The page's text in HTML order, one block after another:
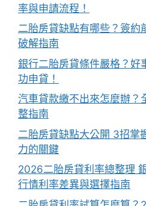
率與申請流程！
二胎房貸缺點有哪些？簽約
破解指南
銀行二胎房貸條件嚴格？好
功申貸！
汽車貸款繳不出來怎麼辦？
整指南
二胎房貸缺點大公開 3招掌
力的關鍵
2026二胎房貸利率總整理
行情利率差異與選擇指南